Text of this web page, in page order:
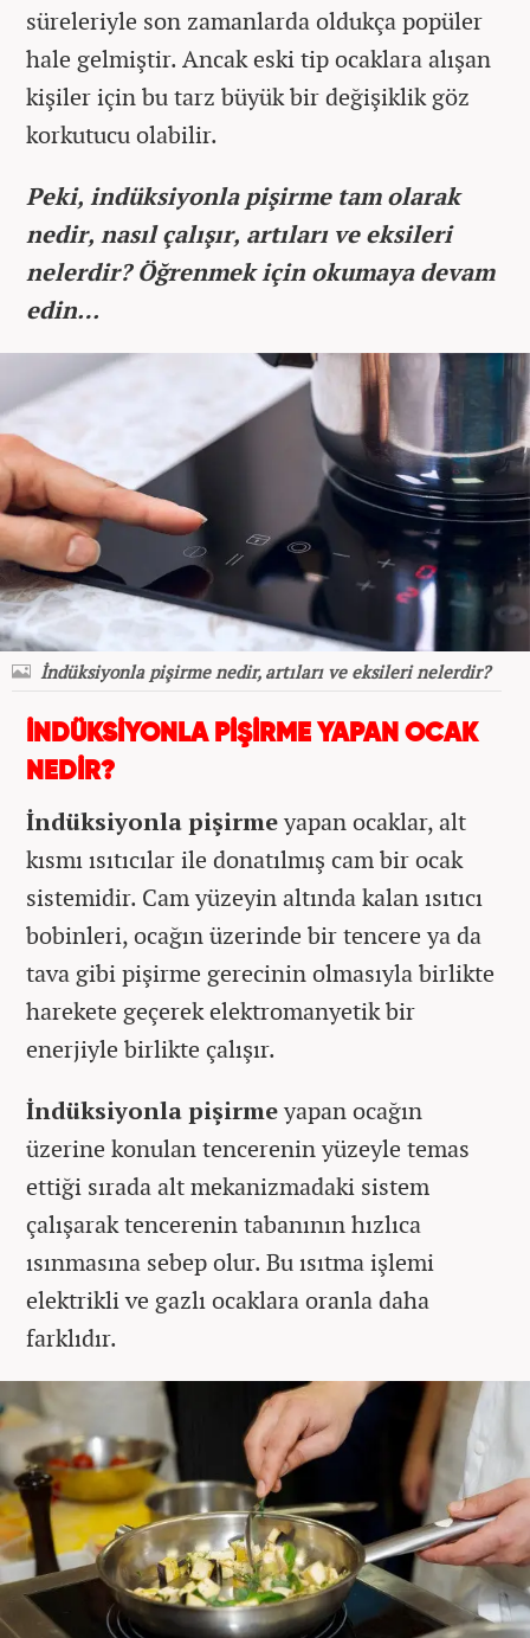
süreleriyle son zamanlarda oldukça popüler
hale gelmiştir. Ancak eski tip ocaklara alışan
kişiler için bu tarz büyük bir değişiklik göz
korkutucu olabilir.
Peki, indüksiyonla pişirme tam olarak
nedir, nasıl çalışır, artıları ve eksileri
nelerdir? Öğrenmek için okumaya devam
edin…
İndüksiyonla pişirme nedir, artıları ve eksileri nelerdir?
İNDÜKSİYONLA PİŞİRME YAPAN OCAK
NEDİR?
İndüksiyonla pişirmeyapan ocaklar, alt
kısmı ısıtıcılar ile donatılmış cam bir ocak
sistemidir. Cam yüzeyin altında kalan ısıtıcı
bobinleri, ocağın üzerinde bir tencere ya da
tava gibi pişirme gerecinin olmasıyla birlikte
harekete geçerek elektromanyetik bir
enerjiyle birlikte çalışır.
İndüksiyonla pişirmeyapan ocağın
üzerine konulan tencerenin yüzeyle temas
ettiği sırada alt mekanizmadaki sistem
çalışarak tencerenin tabanının hızlıca
ısınmasına sebep olur. Bu ısıtma işlemi
elektrikli ve gazlı ocaklara oranla daha
farklıdır.